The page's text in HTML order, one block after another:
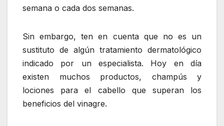
semana o cada dos semanas.
Sin embargo, ten en cuenta que no es un
sustituto de algún tratamiento dermatológico
indicado por un especialista. Hoy en día
existen muchos productos, champús y
lociones para el cabello que superan los
beneficios del vinagre.